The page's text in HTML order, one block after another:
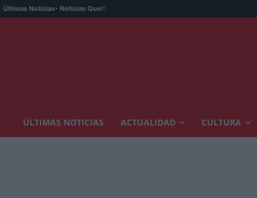
Últimas Noticias- Noticias Que!:
ÚLTIMAS NOTICIAS ACTUALIDAD CULTURA